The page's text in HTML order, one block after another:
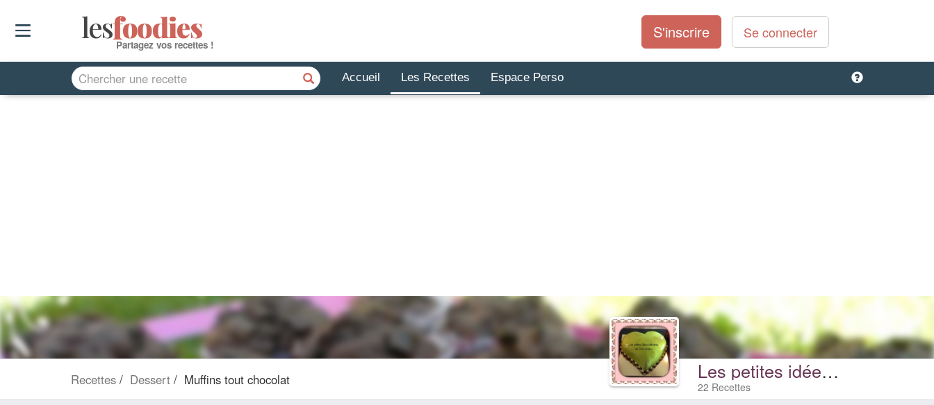
lesfoodies
Partagez vos recettes !
S'inscrire Se connecter
Accueil Les Recettes Espace Perso
Recettes Dessert Muffins tout chocolat Les petites idées culinaires de Chris Andco
22 Recettes